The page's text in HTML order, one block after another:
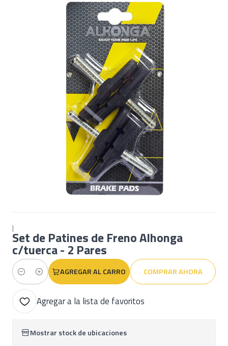
|
Set de Patines de Freno Alhonga
c/tuerca - 2 Pares
Cantidad
AGREGAR AL CARRO COMPRAR AHORA
Agregar a la lista de favoritos
Mostrar stock de ubicaciones